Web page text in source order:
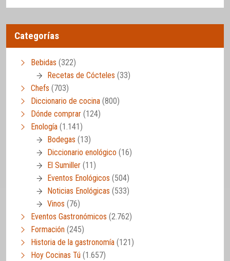
Categorías
Bebidas (322)
Recetas de Cócteles (33)
Chefs (703)
Diccionario de cocina (800)
Dónde comprar (124)
Enología (1.141)
Bodegas (13)
Diccionario enológico (16)
El Sumiller (11)
Eventos Enológicos (504)
Noticias Enológicas (533)
Vinos (76)
Eventos Gastronómicos (2.762)
Formación (245)
Historia de la gastronomía (121)
Hoy Cocinas Tú (1.657)